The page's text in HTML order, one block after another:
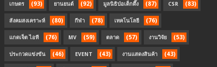
เกษตร (93) ยานยนต์ (92) มูลนิธิป่อเต็กตึ๊ง (87) CSR (83)
สังคมสงเคราะห์ (80) กีฬา (78) เทคโนโลยี (76)
แกดเจ็ต ไอที (76) MV (59) ตลาด (57) งานวิจัย (53)
ประกวดแข่งขัน (46) EVENT (43) งานแสดงสินค้า (43)